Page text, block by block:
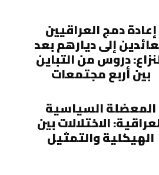
إعادة دمج العراقيين
إلى ديارهم بعد
دروس من التباين
بين أربع مجتمعات
المعضلة السياسية
الاختلالات بين
الهيكلية والتمثيل